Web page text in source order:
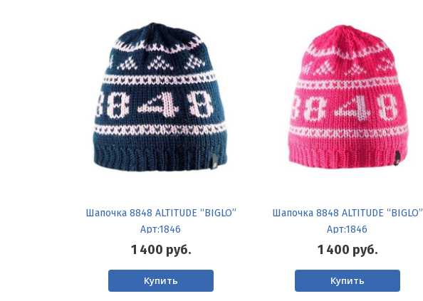
Шапочка 8848 ALTITUDE “BIGLO”
Арт:1846
1 400 руб.
Купить
Шапочка 8848 ALTITUDE “BIGLO”
Арт:1846
1 400 руб.
Купить